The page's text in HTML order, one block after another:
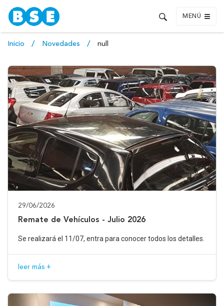
MENÚ
Inicio Novedades null
29/06/2026
Remate de Vehículos - Julio 2026
Se realizará el 11/07, entra para conocer todos los detalles.
leer más +